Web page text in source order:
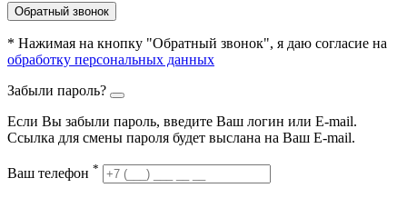
Обратный звонок
* Нажимая на кнопку "Обратный звонок", я даю согласие на
обработку персональных данных
Забыли пароль?
Если Вы забыли пароль, введите Ваш логин или Е-mail.
Ссылка для смены пароля будет выслана на Ваш E-mail.
Ваш телефон *